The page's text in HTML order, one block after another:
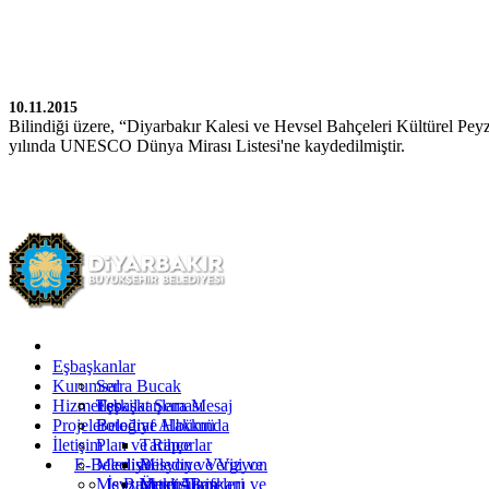
10.11.2015
Bilindiği üzere, “Diyarbakır Kalesi ve Hevsel Bahçeleri Kültürel
yılında UNESCO Dünya Mirası Listesi'ne kaydedilmiştir.
Eşbaşkanlar
Serra Bucak
Eşbaşkanlara Mesaj
Fotoğraf Albümü
Kurumsal
Teşkilat Şeması
Belediye Hakkında
Tarihçe
Misyon ve Vizyon
Yetki Alanı
Plan ve Raporlar
Belediye Vergi ve
Ücret Tarifeleri
Meclis
Meclis Başkanı ve
Mevzuat
Hizmetler
Projeler
İletişim
E-Belediye
İş Başvurusu